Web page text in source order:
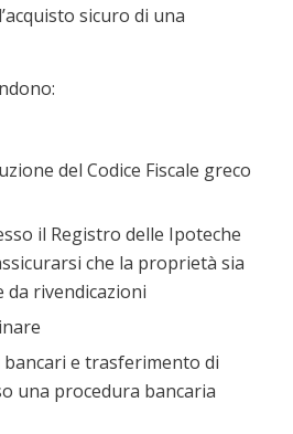
sicuro di una
del Codice Fiscale greco
il Registro delle Ipoteche
che la proprietà sia
da rivendicazioni
e trasferimento di
una procedura bancaria